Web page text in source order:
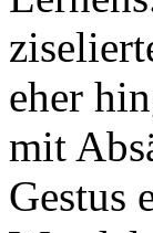
eher
mit
Gestus